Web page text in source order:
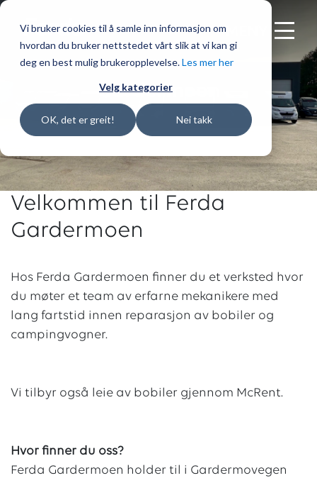
Vi bruker cookies til å samle inn informasjon om
hvordan du bruker nettstedet vårt slik at vi kan gi
deg en best mulig brukeropplevelse.Les mer her
Velg kategorier
OK, det er greit! Nei takk
MENY
Gardermoen
Velkommen til Ferda
Gardermoen
Hos Ferda Gardermoen finner du et verksted hvor
du møter et team av erfarne mekanikere med
lang fartstid innen reparasjon av bobiler og
campingvogner.
Vi tilbyr også leie av bobiler gjennom McRent.
Hvor finner du oss?
Ferda Gardermoen holder til i Gardermovegen